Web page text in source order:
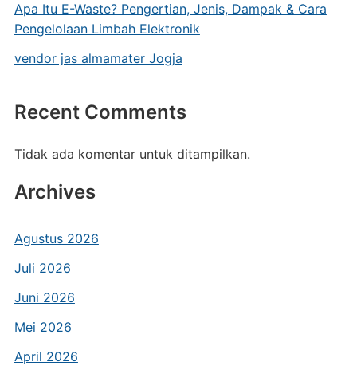
Apa Itu E-Waste? Pengertian, Jenis, Dampak & Cara
Pengelolaan Limbah Elektronik
vendor jas almamater Jogja
Recent Comments
Tidak ada komentar untuk ditampilkan.
Archives
Agustus 2026
Juli 2026
Juni 2026
Mei 2026
April 2026